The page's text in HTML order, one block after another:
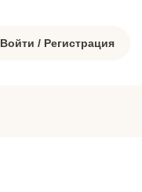
Войти / Регистрация